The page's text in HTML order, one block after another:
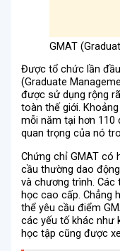
GMAT
Được tổ chức lần
(Graduate
được sử dụng rộng
toàn thế giới.
mỗi năm tại hơn 110
quan trọng của nó
Chứng chỉ GMAT có
cầu thường dao
và chương trình.
học cao cấp. Chẳng
thể yêu cầu điểm
các yếu tố khác như
học tập cũng được